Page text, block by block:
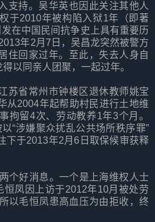
支持。吴华英也因此关注其他人
于2010年被构陷入狱1年（即著
在中国民间抗争史上具有重要历
年2月7日，吴昌龙突然被警方
住回家过年。至此，失去人身自
以同亲人团聚，一起过年。
苏省常州市钟楼区退休教师姚宝
从2004年起帮助村民进行土地维
拘留4次、劳动教养1年3个月。
“涉嫌聚众扰乱公共场所秩序罪”
下于2013年2月6日取保候审获释
个好消息。一个是上海维权人士
凤因上访于2012年10月被处劳
以毛恒凤患高血压为由拒收，终